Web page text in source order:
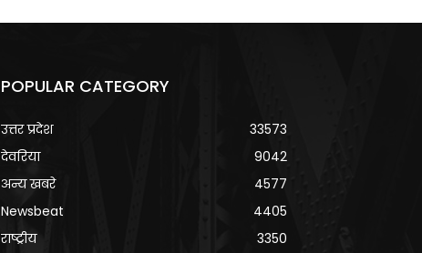
POPULAR CATEGORY
उत्तर प्रदेश
33573
देवरिया
9042
अन्य खबरे
4577
Newsbeat
4405
राष्ट्रीय
3350